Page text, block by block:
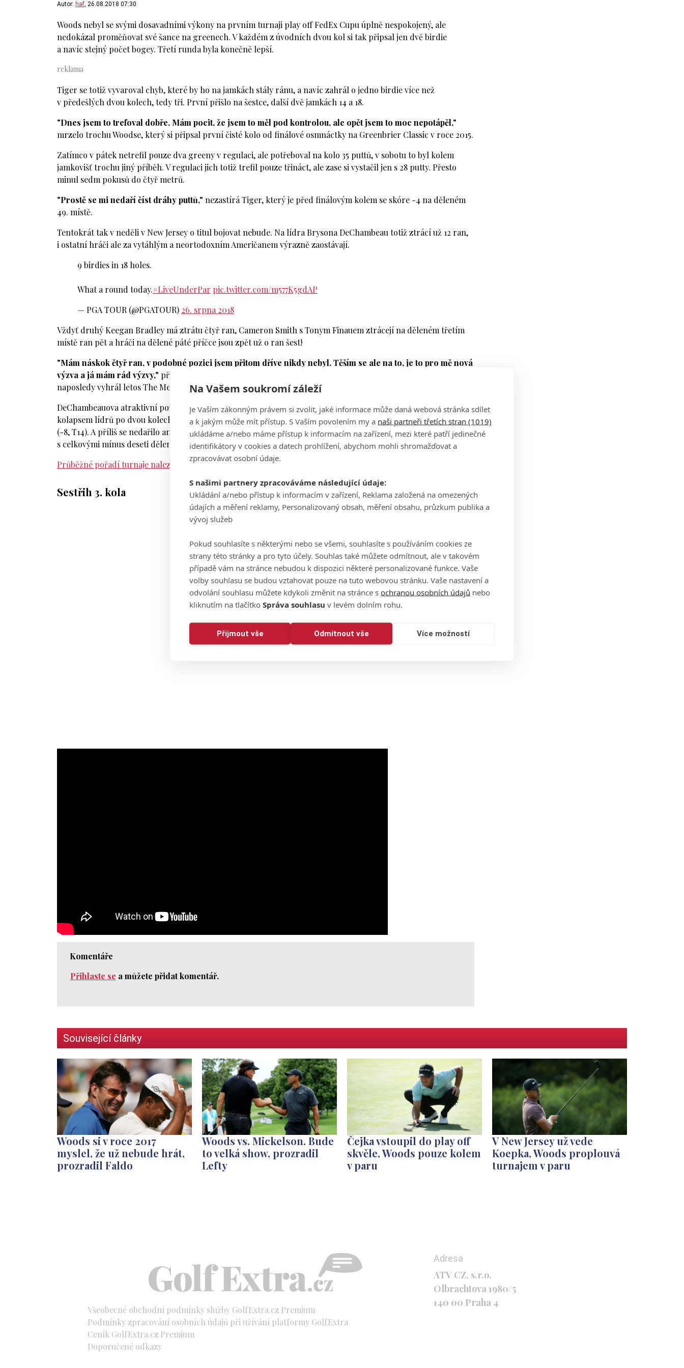
Na Vašem soukromí záleží
Je Vaším zákonným právem si zvolit, jaké informace může daná webová stránka sdílet
a k jakým může mít přístup. S Vaším povolením my a naši partneři třetích stran (1019)
ukládáme a/nebo máme přístup k informacím na zařízení, mezi které patří jedinečné
identifikátory v cookies a datech prohlížení, abychom mohli shromažďovat a
zpracovávat osobní údaje.
S našimi partnery zpracováváme následující údaje:
Ukládání a/nebo přístup k informacím v zařízení, Reklama založená na omezených
údajích a měření reklamy, Personalizovaný obsah, měření obsahu, průzkum publika a
vývoj služeb
Pokud souhlasíte s některými nebo se všemi, souhlasíte s používáním cookies ze
strany této stránky a pro tyto účely. Souhlas také můžete odmítnout, ale v takovém
případě vám na stránce nebudou k dispozici některé personalizované funkce. Vaše
volby souhlasu se budou vztahovat pouze na tuto webovou stránku. Vaše nastavení a
odvolání souhlasu můžete kdykoli změnit na stránce s ochranou osobních údajů nebo
kliknutím na tlačítko Správa souhlasu v levém dolním rohu.
Přijmout vše Odmítnout vše Více možností
Autor: haf, 26.08.2018 07:30
Woods nebyl se svými dosavadními výkony na prvním turnaji play off FedEx Cupu úplně nespokojený, ale
nedokázal proměňovat své šance na greenech. V každém z úvodních dvou kol si tak připsal jen dvě birdie
a navíc stejný počet bogey. Třetí runda byla konečně lepší.
Tiger se totiž vyvaroval chyb, které by ho na jamkách stály ránu, a navíc zahrál o jedno birdie více než
v předešlých dvou kolech, tedy tři. První přišlo na šestce, další dvě jamkách 14 a 18.
"Dnes jsem to trefoval dobře. Mám pocit, že jsem to měl pod kontrolou, ale opět jsem to moc nepotápěl,"
mrzelo trochu Woodse, který si připsal první čisté kolo od finálové osmnáctky na Greenbrier Classic v roce 2015.
Zatímco v pátek netrefil pouze dva greeny v regulaci, ale potřeboval na kolo 35 puttů, v sobotu to byl kolem
jamkovišť trochu jiný příběh. V regulaci jich totiž trefil pouze třináct, ale zase si vystačil jen s 28 putty. Přesto
minul sedm pokusů do čtyř metrů.
"Prostě se mi nedaří číst dráhy puttů," nezastírá Tiger, který je před finálovým kolem se skóre -4 na děleném
49. místě.
Tentokrát tak v neděli v New Jersey o titul bojovat nebude. Na lídra Brysona DeChambeau totiž ztrácí už 12 ran,
i ostatní hráči ale za vytáhlým a neortodoxním Američanem výrazně zaostávají.
9 birdies in 18 holes.
What a round today.#LiveUnderPar pic.twitter.com/m577K5gdAP
— PGA TOUR (@PGATOUR) 26. srpna 2018
Vždyť druhý Keegan Bradley má ztrátu čtyř ran, Cameron Smith s Tonym Finauem ztrácejí na děleném třetím
místě ran pět a hráči na dělené páté příčce jsou zpět už o ran šest!
"Mám náskok čtyř ran, v podobné pozici jsem přitom dříve nikdy nebyl. Těším se ale na to, je to pro mě nová
výzva a já mám rád výzvy," přiznal DeChambeau, který usiluje o svůj třetí titul na PGA Tour v kariéře, když
naposledy vyhrál letos The Memorial.
DeChambeauova atraktivní pozice před nedělním finále nevznikla pouze jeho skvělou hrou, ale i sobotním
kolapsem lídrů po dvou kolech. Brooks Koepka si totiž pohoršil o ránu (-9, T7) a Jamie Lovemark dokonce o dvě
(-8, T14). A příliš se nedařilo ani Adamu Scottovi, který zahrál za mínus jedna a je s Billym Horschelem
s celkovými mínus deseti dělený pátý.
Průběžné pořadí turnaje naleznete zde.
Sestřih 3. kola
Komentáře
Přihlaste se a můžete přidat komentář.
Související články
Woods si v roce 2017
myslel, že už nebude hrát,
prozradil Faldo
Woods vs. Mickelson. Bude
to velká show, prozradil
Lefty
Čejka vstoupil do play off
skvěle, Woods pouze kolem
v paru
V New Jersey už vede
Koepka, Woods proplouvá
turnajem v paru
Všeobecné obchodní podmínky služby GolfExtra.cz Premium
Podmínky zpracování osobních údajů při užívání platformy GolfExtra
Ceník GolfExtra.cz Premium
Doporučené odkazy
Adresa
ATV CZ, s.r.o.
Olbrachtova 1980/5
140 00 Praha 4